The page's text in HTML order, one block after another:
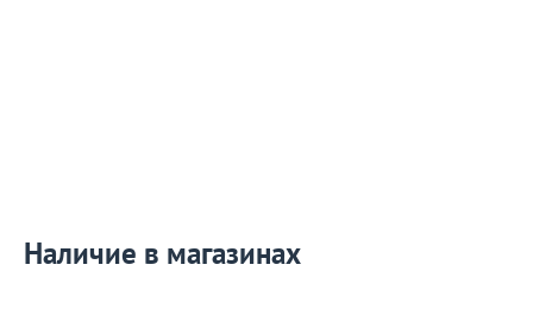
Наличие в магазинах